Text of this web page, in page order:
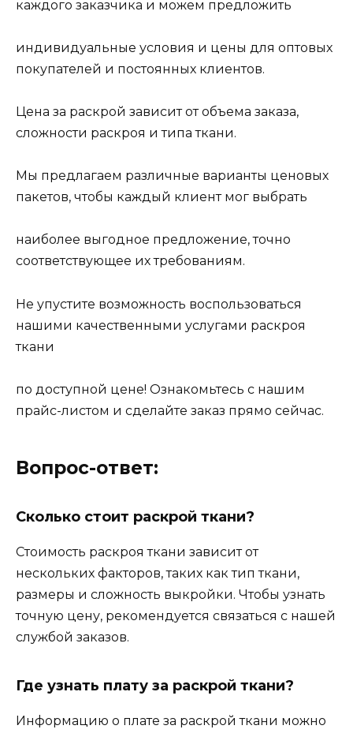
каждого заказчика и можем предложить
индивидуальные условия и цены для оптовых
покупателей и постоянных клиентов.
Цена за раскрой зависит от объема заказа,
сложности раскроя и типа ткани.
Мы предлагаем различные варианты ценовых
пакетов, чтобы каждый клиент мог выбрать
наиболее выгодное предложение, точно
соответствующее их требованиям.
Не упустите возможность воспользоваться
нашими качественными услугами раскроя
ткани
по доступной цене! Ознакомьтесь с нашим
прайс-листом и сделайте заказ прямо сейчас.
Вопрос-ответ:
Сколько стоит раскрой ткани?
Стоимость раскроя ткани зависит от
нескольких факторов, таких как тип ткани,
размеры и сложность выкройки. Чтобы узнать
точную цену, рекомендуется связаться с нашей
службой заказов.
Где узнать плату за раскрой ткани?
Информацию о плате за раскрой ткани можно